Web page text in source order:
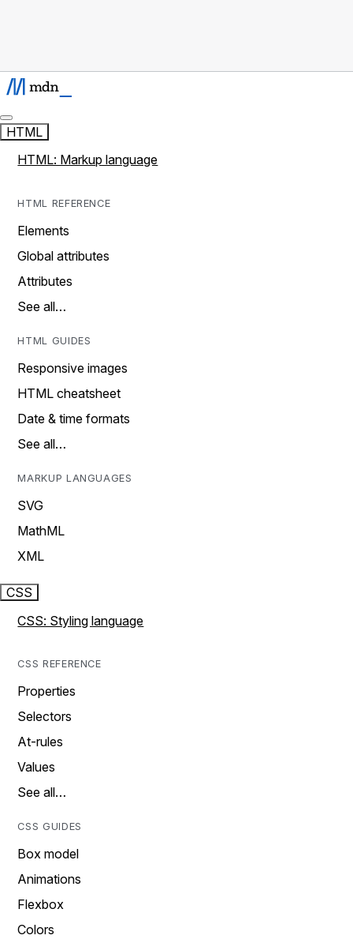
HTML
HTML: Markup language
HTML REFERENCE
Elements
Global attributes
Attributes
See all…
HTML GUIDES
Responsive images
HTML cheatsheet
Date & time formats
See all…
MARKUP LANGUAGES
SVG
MathML
XML
CSS
CSS: Styling language
CSS REFERENCE
Properties
Selectors
At-rules
Values
See all…
CSS GUIDES
Box model
Animations
Flexbox
Colors